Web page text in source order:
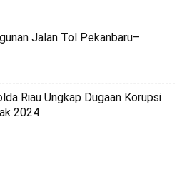
Jalan Tol Pekanbaru–
Riau Ungkap Dugaan Korupsi
2024